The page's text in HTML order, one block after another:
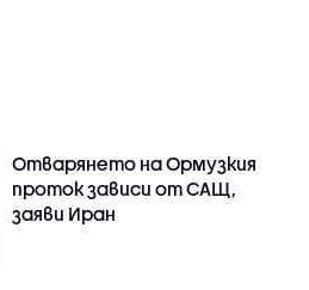
Отварянето на Ормузкия
проток зависи от САЩ,
заяви Иран